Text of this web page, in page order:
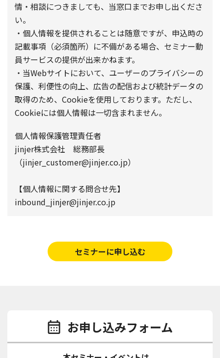
情・相談につきましても、当窓口までお申し出くださ
い。
・個人情報を提供されることは随意ですが、申込時の
記載事項（必須箇所）に不備がある場合、セミナー動
員サービスの提供が出来かねます。
・当Webサイトにおいて、ユーザーのプライバシーの
保護、利便性の向上、広告の配信および統計データの
取得のため、Cookieを使用しております。ただし、
Cookieには個人情報は一切含まれません。
個人情報保護管理責任者
jinjer株式会社 総務部長
（jinjer_customer@jinjer.co.jp）
【個人情報に関する問合せ先】
inbound_jinjer@jinjer.co.jp
セミナーに申し込む
お申し込みフォーム